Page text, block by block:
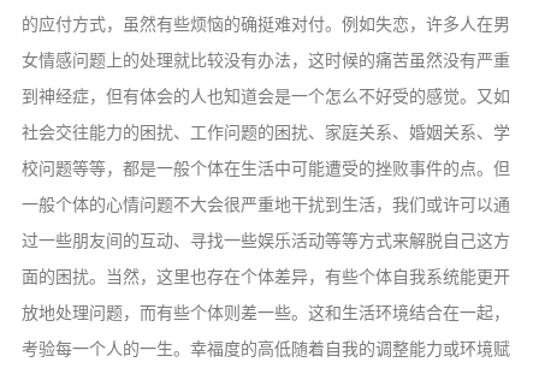
的应付方式，虽然有些烦恼的确挺难对付。例如失恋，许多人在男
女情感问题上的处理就比较没有办法，这时候的痛苦虽然没有严重
到神经症，但有体会的人也知道会是一个怎么不好受的感觉。又如
社会交往能力的困扰、工作问题的困扰、家庭关系、婚姻关系、学
校问题等等，都是一般个体在生活中可能遭受的挫败事件的点。但
一般个体的心情问题不大会很严重地干扰到生活，我们或许可以通
过一些朋友间的互动、寻找一些娱乐活动等等方式来解脱自己这方
面的困扰。当然，这里也存在个体差异，有些个体自我系统能更开
放地处理问题，而有些个体则差一些。这和生活环境结合在一起，
考验每一个人的一生。幸福度的高低随着自我的调整能力或环境赋